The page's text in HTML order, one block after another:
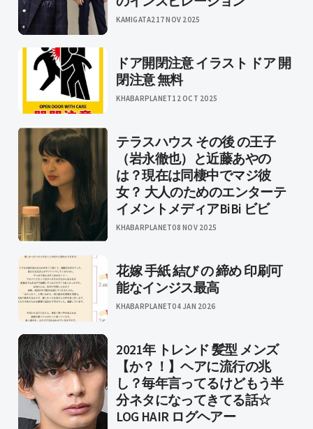
KAMIGATA217 NOV 2025
ドア開閉注意 イラスト ドア 開
閉注意 無料
KHABARPLANET12 OCT 2025
テラスハウス その後 の王子
（岩永徹也）と近藤あやの
は？現在は同棲中でマジ彼
女？ 大人のためのエンターテ
イメントメディアBiBi ビビ
KHABARPLANET08 NOV 2025
花嫁 手紙 結び の 締め 印刷可
能なインジス最高
KHABARPLANET04 JAN 2026
2021年 トレンド 髪型 メンズ
【か？！】ヘアに流行の兆
し？毎年言ってるけどもう半
分ネタになってきてる話☆
LOG HAIR ログヘアー